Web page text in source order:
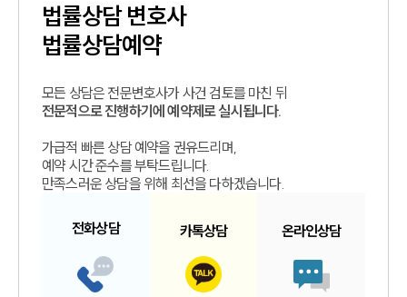
법률상담변호사
법률상담예약
모든 상담은 전문변호사가 사건 검토를 마친 뒤
전문적으로 진행하기에 예약제로 실시됩니다.
가급적 빠른 상담 예약을 권유드리며,
예약 시간 준수를 부탁드립니다.
만족스러운 상담을 위해 최선을 다하겠습니다.
전화상담 카톡상담 온라인상담